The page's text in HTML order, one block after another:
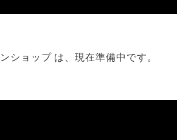
ョップ は、現在準備中です。